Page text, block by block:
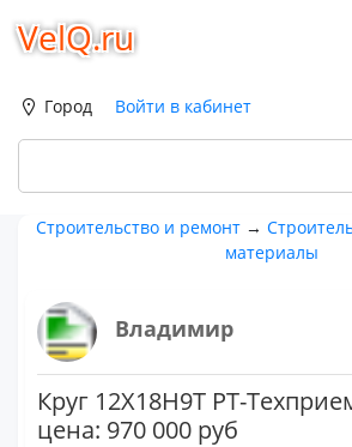
VelQ.ru
Город Войти в кабинет
Строительство и ремонт→
материалы
Владимир
Круг 12Х18Н9Т РТ-
цена: 970 000 руб